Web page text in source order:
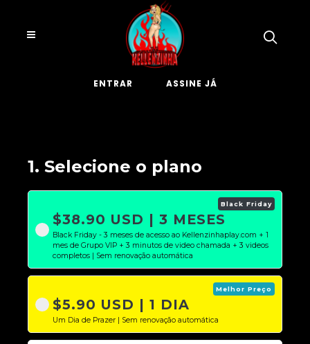
ENTRAR ASSINE JÁ
1. Selecione o plano
Black Friday
$38.90 USD | 3 MESES
Black Friday - 3 meses de acesso ao Kellenzinhaplay.com + 1
mes de Grupo VIP + 3 minutos de video chamada + 3 videos
completos | Sem renovação automática
Melhor Preço
$5.90 USD | 1 DIA
Um Dia de Prazer | Sem renovação automática